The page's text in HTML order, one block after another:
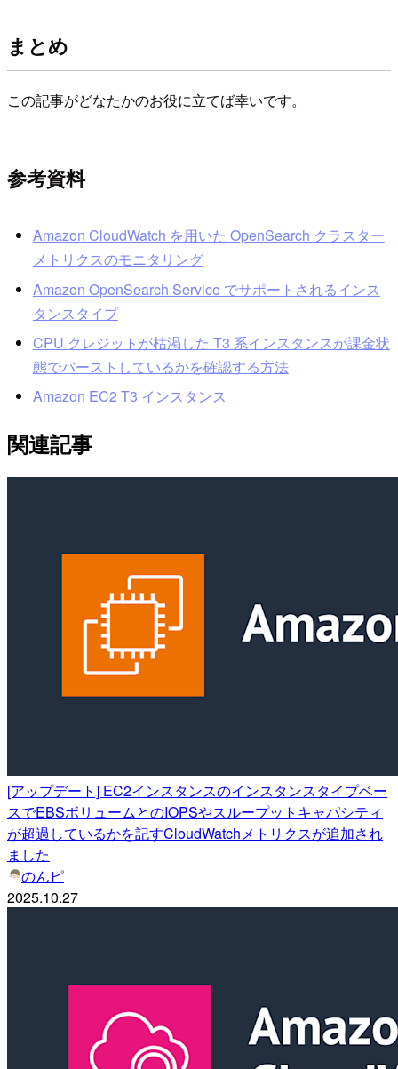
まとめ
この記事がどなたかのお役に立てば幸いです。
参考資料
Amazon CloudWatch を用いた OpenSearch クラスター
メトリクスのモニタリング
Amazon OpenSearch Service でサポートされるインス
タンスタイプ
CPU クレジットが枯渇した T3 系インスタンスが課金状
態でバーストしているかを確認する方法
Amazon EC2 T3 インスタンス
関連記事
[アップデート] EC2インスタンスのインスタンスタイプベー
スでEBSボリュームとのIOPSやスループットキャパシティ
が超過しているかを記すCloudWatchメトリクスが追加され
ました
のんピ
2025.10.27